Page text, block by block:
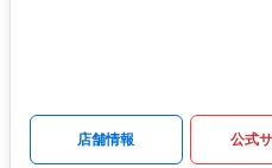
店舗情報 公式